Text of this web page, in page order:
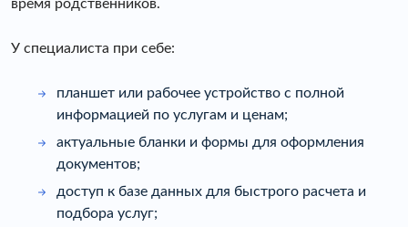
время родственников.
У специалиста при себе:
планшет или рабочее устройство с полной
информацией по услугам и ценам;
актуальные бланки и формы для оформления
документов;
доступ к базе данных для быстрого расчета и
подбора услуг;